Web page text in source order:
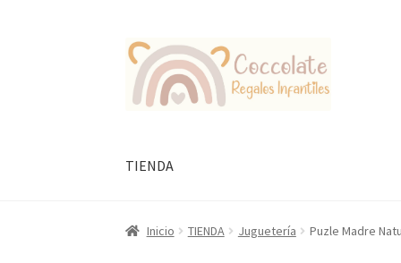
Ir
la
Ir
al
contenido
TIENDA
Inicio TIENDA Juguetería Puzle Madre